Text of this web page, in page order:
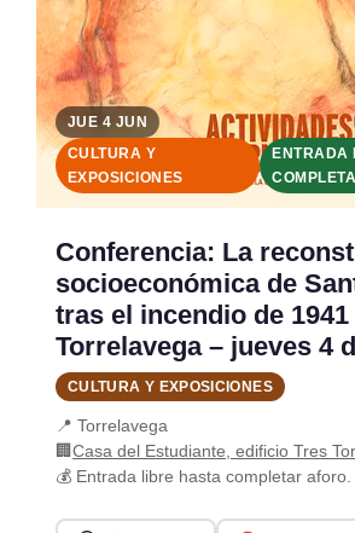
JUE 4 JUN
CULTURA Y
EXPOSICIONES
ENTRADA
Conferencia: La
socioeconómica de
tras el incendio de 1941
Torrelavega – jueves 4
CULTURA Y EXPOSICIONES
📍 Torrelavega
🏢Casa del Estudiante, edificio Tres
💰 Entrada libre hasta completar aforo.